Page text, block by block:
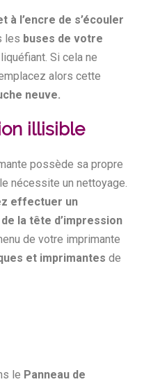
à l’encre de s’écouler
les buses de votre
Si cela ne
alors cette
neuve.
illisible
possède sa propre
nécessite un nettoyage.
effectuer un
la tête d’impression
de votre imprimante
et imprimantes de
le Panneau de